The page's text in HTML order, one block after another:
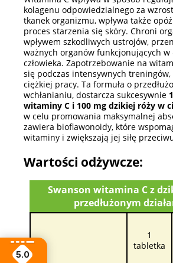
kolagenu odpowiedzialnego za
tkanek organizmu, wpływa także
proces starzenia się skóry. Chroni
wpływem szkodliwych ustrojów,
ważnych organów funkcjonujących
człowieka. Zapotrzebowanie na
się podczas intensywnych treningów,
ciężkiej pracy. Ta formuła o
wchłanianiu, dostarcza sukcesywnie
witaminy C i 100 mg dzikiej róży w
w celu promowania maksymalnej
zawiera bioflawonoidy, które
witaminy i zwiększają jej siłę
Wartości odżywcze:
Swanson witamina C z
przedłużonym
1
tabletka
5.0